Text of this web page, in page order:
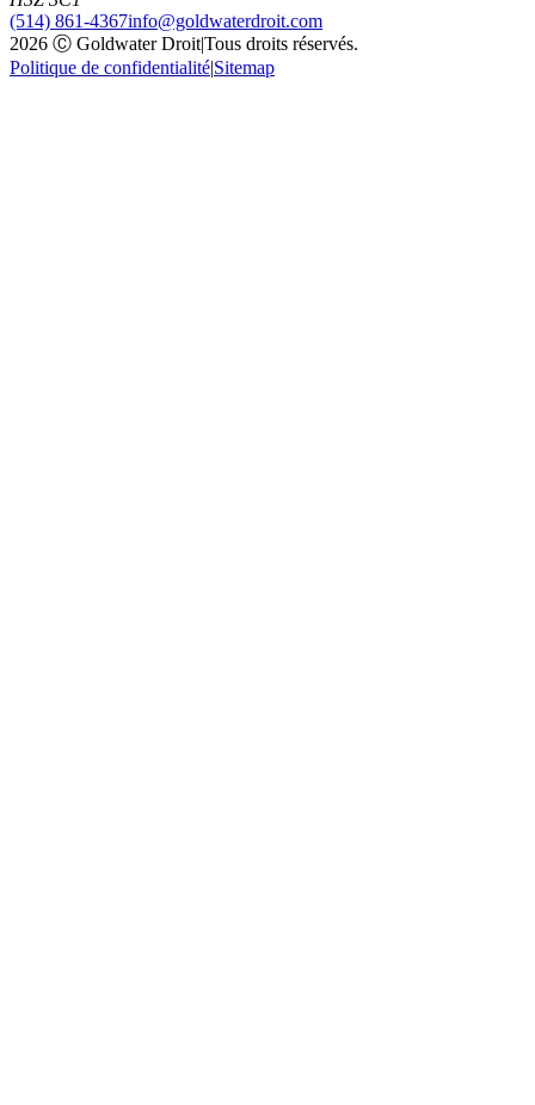
(514) 861-4367info@goldwaterdroit.com
2026 Ⓒ Goldwater Droit|Tous droits réservés.
Politique de confidentialité|Sitemap